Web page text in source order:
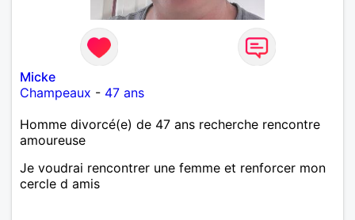
Micke
Champeaux - 47 ans
Homme divorcé(e) de 47 ans recherche rencontre
amoureuse
Je voudrai rencontrer une femme et renforcer mon
cercle d amis